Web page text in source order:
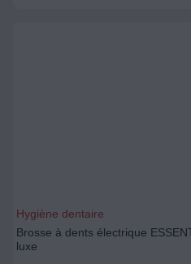
Hygiène dentaire
Brosse à dents électrique
luxe